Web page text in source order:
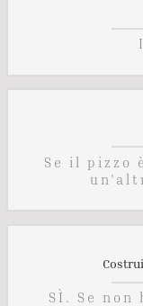
Se il pizzo
SÌ. Se